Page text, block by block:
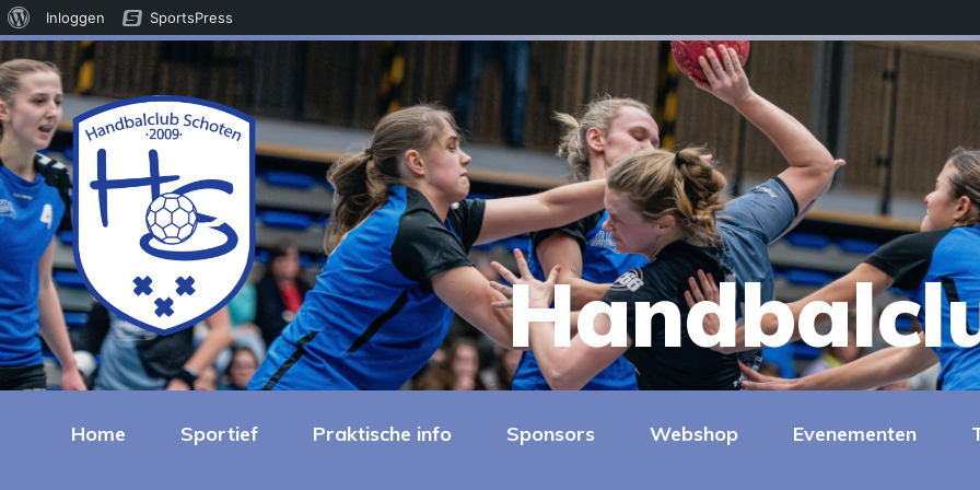
Home Sportief Praktische info Sponsors Webshop Evenementen
Over
WordPress
Inloggen
SportsPress